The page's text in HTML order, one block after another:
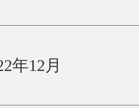
年12月